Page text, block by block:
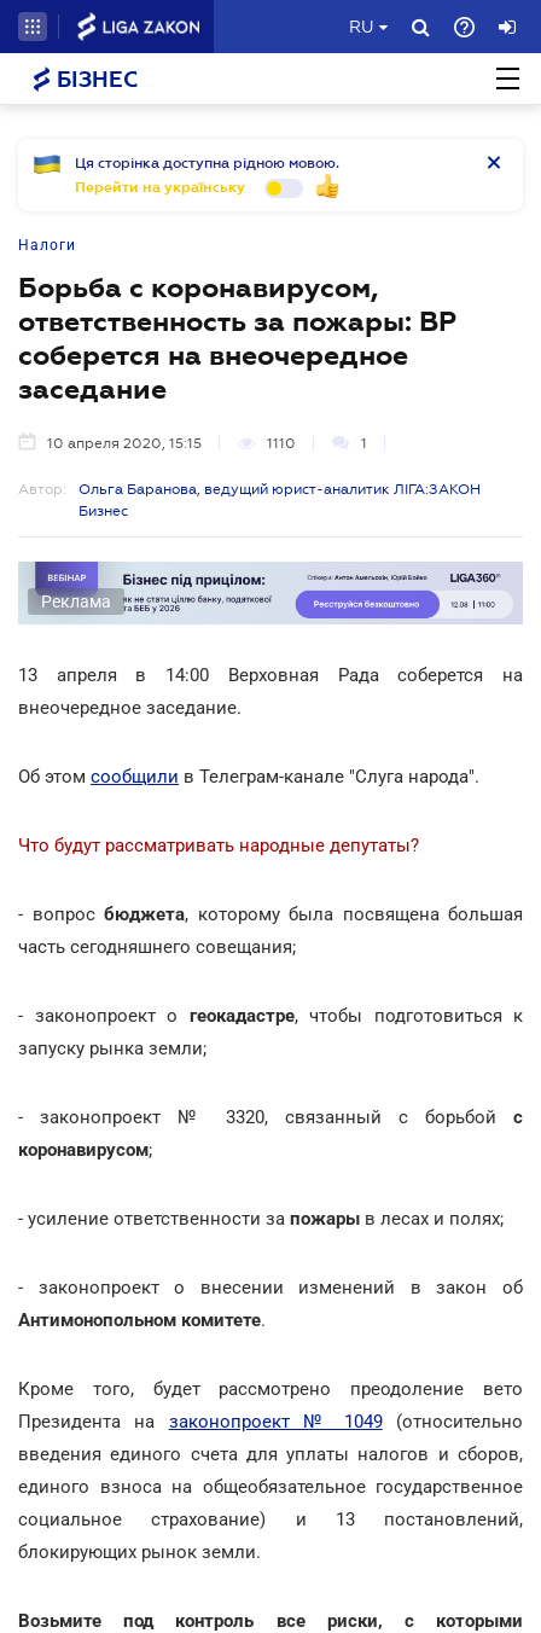
RU
БІЗНЕС
Ця сторінка доступна рідною мовою.
Перейти на українську
Налоги
Борьба с коронавирусом,
ответственность за пожары: ВР
соберется на внеочередное
заседание
10 апреля 2020, 15:15 1110 1
Автор:
Ольга Баранова, ведущий юрист-аналитик ЛІГА:ЗАКОН
Бизнес
Реклама
13 апреля в 14:00 Верховная Рада соберется на
внеочередное заседание.
Об этом сообщили в Телеграм-канале "Слуга народа".
Что будут рассматривать народные депутаты?
- вопросбюджета, которому была посвящена большая
часть сегодняшнего совещания;
- законопроект о геокадастре, чтобы подготовиться к
запуску рынка земли;
- законопроект № 3320, связанный с борьбой с
коронавирусом;
- усиление ответственности за пожары в лесах и полях;
- законопроект о внесении изменений в закон об
Антимонопольном комитете.
Кроме того, будет рассмотрено преодоление вето
Президента на законопроект № 1049(относительно
введения единого счета для уплаты налогов и сборов,
единого взноса на общеобязательное государственное
социальное страхование) и 13 постановлений,
блокирующих рынок земли.
Возьмите под контроль все риски, с которыми